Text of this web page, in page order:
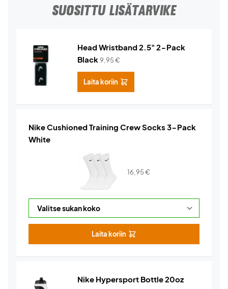
SUOSITTU LISÄTARVIKE
Head Wristband 2.5" 2-Pack
Black9,95€
Laita koriin
Nike Cushioned Training Crew Socks 3-Pack
White
16,95€
Laita koriin
Nike Hypersport Bottle 20oz